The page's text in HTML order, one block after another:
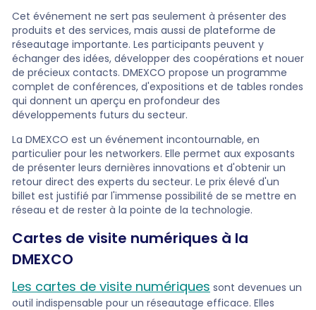
Cet événement ne sert pas seulement à présenter des
produits et des services, mais aussi de plateforme de
réseautage importante. Les participants peuvent y
échanger des idées, développer des coopérations et nouer
de précieux contacts. DMEXCO propose un programme
complet de conférences, d'expositions et de tables rondes
qui donnent un aperçu en profondeur des
développements futurs du secteur.
La DMEXCO est un événement incontournable, en
particulier pour les networkers. Elle permet aux exposants
de présenter leurs dernières innovations et d'obtenir un
retour direct des experts du secteur. Le prix élevé d'un
billet est justifié par l'immense possibilité de se mettre en
réseau et de rester à la pointe de la technologie.
Cartes de visite numériques à la
DMEXCO
Les cartes de visite numériques sont devenues un
outil indispensable pour un réseautage efficace. Elles